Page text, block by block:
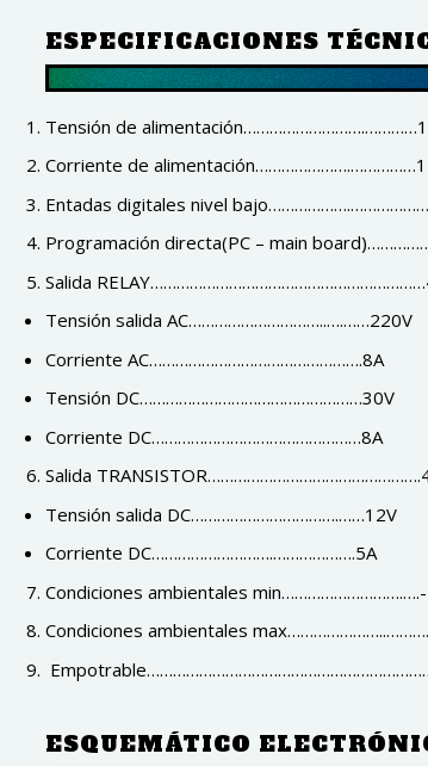
ESPECIFICACIONES
Tensión de
Corriente de
Entadas digitales nivel
Programación directa(PC – main
Salida
Tensión salida AC…………………………..….……220V
Corriente AC………………………………………….8A
Tensión DC……………………………………………30V
Corriente DC…………………………………………8A
Salida
Tensión salida DC…………………………….……12V
Corriente DC……………………….……………….5A
Condiciones ambientales min……………………….….-
Condiciones ambientales
ESQUEMÁTICO